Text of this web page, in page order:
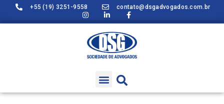
+55 (19) 3251-9558 contato@dsgadvogados.com.br